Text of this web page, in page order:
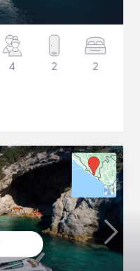
4 2 2